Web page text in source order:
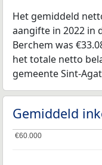
Het gemiddeld
aangifte in 2022 in
Berchem was
het totale netto
gemeente Sint-
Gemiddeld
€60.000
€60.000